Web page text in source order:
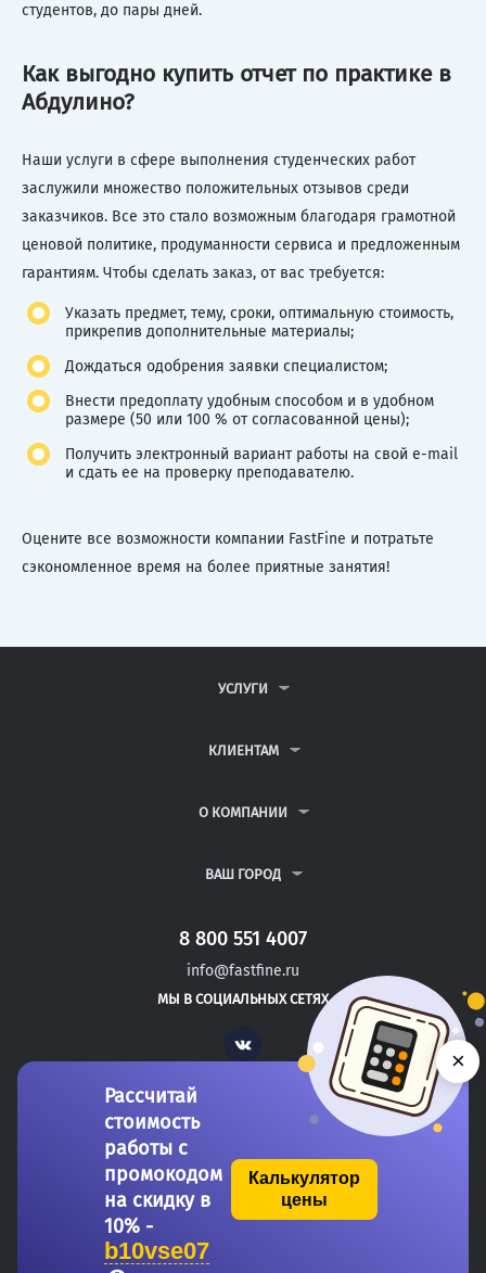
студентов, до пары дней.
Как выгодно купить отчет по практике в
Абдулино?
Наши услуги в сфере выполнения студенческих работ
заслужили множество положительных отзывов среди
заказчиков. Все это стало возможным благодаря грамотной
ценовой политике, продуманности сервиса и предложенным
гарантиям. Чтобы сделать заказ, от вас требуется:
Указать предмет, тему, сроки, оптимальную стоимость,
прикрепив дополнительные материалы;
Дождаться одобрения заявки специалистом;
Внести предоплату удобным способом и в удобном
размере (50 или 100 % от согласованной цены);
Получить электронный вариант работы на свой e-mail
и сдать ее на проверку преподавателю.
Оцените все возможности компании FastFine и потратьте
сэкономленное время на более приятные занятия!
УСЛУГИ
ДИПЛОМНЫЕ РАБОТЫ
РЕФЕРАТЫ
КЛИЕНТАМ
ВОПРОСЫ И ОТВЕТЫ
ПОЛИТИКА КОНФИДЕНЦИАЛЬНОСТИ
О КОМПАНИИ
КОНТАКТЫ
ВАШ ГОРОД
САНКТ-ПЕТЕРБУРГ
ЛЕСНОЙ
КУЗНЕЦК
8 800 551 4007
info@fastfine.ru
МЫ В СОЦИАЛЬНЫХ СЕТЯХ
Vk
Copyright 2011-2026 FastFine.ru
Рассчитай
стоимость
работы с
промокодом
на скидку в
10% -
b10vse07
Калькулятор
цены
×